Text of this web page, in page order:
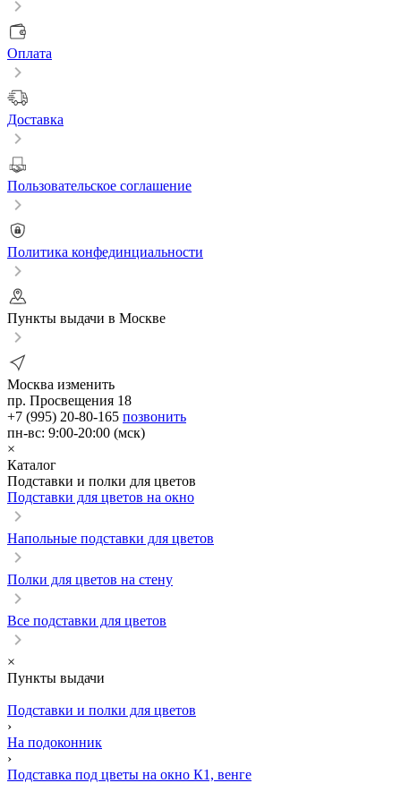
Оплата
Доставка
Пользовательское соглашение
Политика конфединциальности
Пункты выдачи в Москве
Москва изменить
пр. Просвещения 18
+7 (995) 20-80-165 позвонить
пн-вс: 9:00-20:00 (мск)
×
Каталог
Подставки и полки для цветов
Подставки для цветов на окно
Напольные подставки для цветов
Полки для цветов на стену
Все подставки для цветов
×
Пункты выдачи
Подставки и полки для цветов
›
На подоконник
›
Подставка под цветы на окно К1, венге